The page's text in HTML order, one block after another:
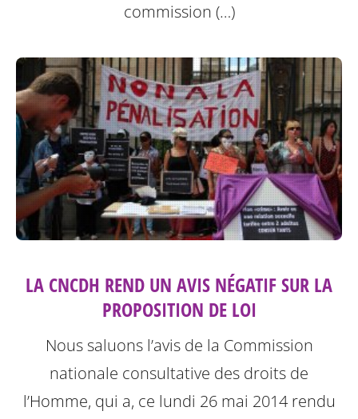
commission (…)
LA CNCDH REND UN AVIS NÉGATIF SUR LA
PROPOSITION DE LOI
Nous saluons l’avis de la Commission
nationale consultative des droits de
l’Homme, qui a, ce lundi 26 mai 2014 rendu